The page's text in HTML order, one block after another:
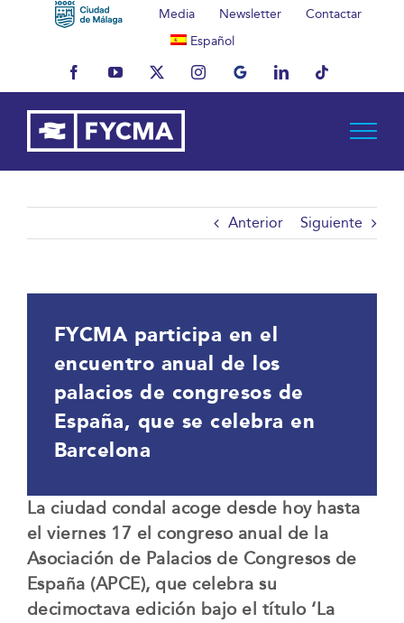
Media Newsletter
Contactar
Español
FacebookYouTubeX InstagramMyBusinessLinkedInTiktok
Anterior Siguiente
FYCMA participa en el
encuentro anual de los
palacios de congresos de
España, que se celebra en
Barcelona
La ciudad condal acoge desde hoy hasta
el viernes 17 el congreso anual de la
Asociación de Palacios de Congresos de
España (APCE), que celebra su
decimoctava edición bajo el título ‘La